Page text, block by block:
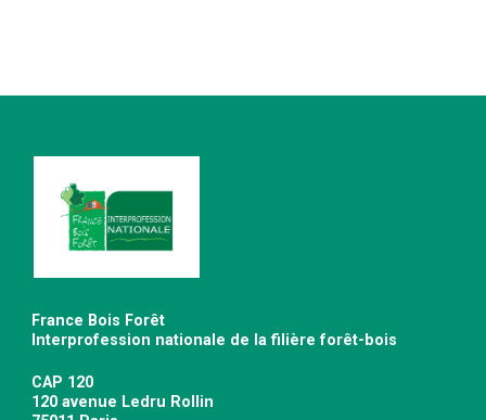
France Bois Forêt
Interprofession nationale de la filière forêt-bois
CAP 120
120 avenue Ledru Rollin